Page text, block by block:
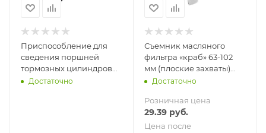
Приспособление для
сведения поршней
тормозных цилиндров
AVS DBC-01
Достаточно
Съемник масляного
фильтра «краб» 63-102
мм (плоские захваты)
AVS FWK-03
Достаточно
Розничная цена
29.39руб.
Цена после